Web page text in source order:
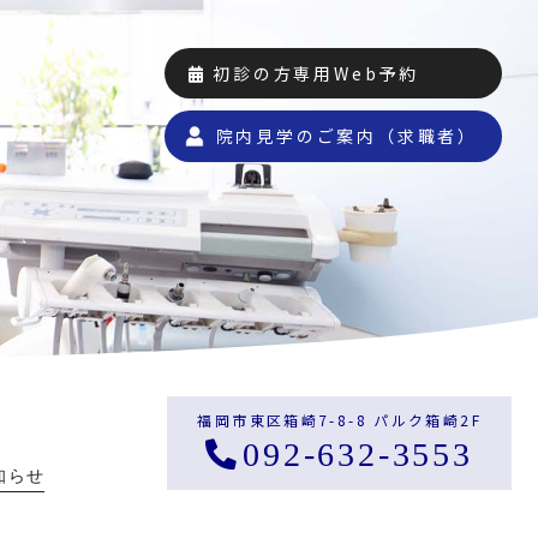
らせ
初診の方専用Web予約
院内見学のご案内（求職者）
福岡市東区箱崎7-8-8 パルク箱崎2F
092-632-3553